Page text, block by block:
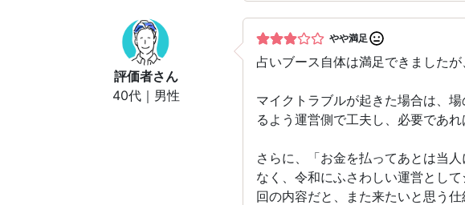
評価者さん
40代｜男性
やや満足
占いブース自体は満足できました
マイクトラブルが起きた場合は、
るよう運営側で工夫し、必要であ
さらに、「お金を払ってあとは当
なく、令和にふさわしい運営とし
回の内容だと、また来たいと思う